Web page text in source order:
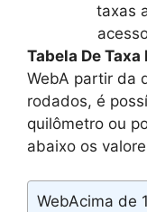
taxas
Tabela De
WebA partir da
rodados, é
quilômetro ou
abaixo os
WebAcima de